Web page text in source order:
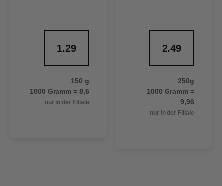
1.29
150 g
1000 Gramm = 8,6
nur in der Filiale
2.49
250g
1000 Gramm =
9,96
nur in der Filiale